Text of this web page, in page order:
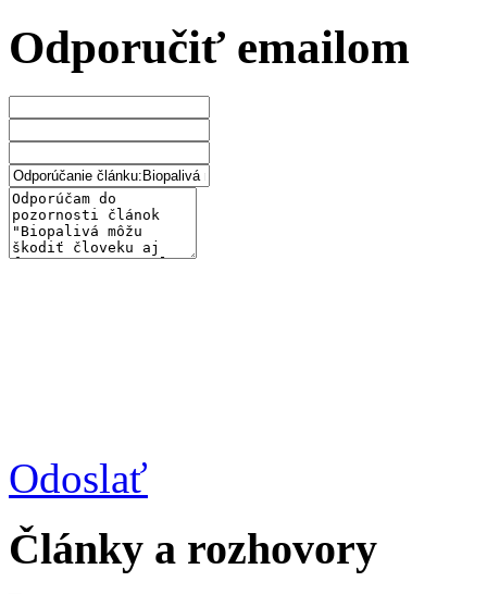
Odporučiť emailom
Odoslať
Články a rozhovory